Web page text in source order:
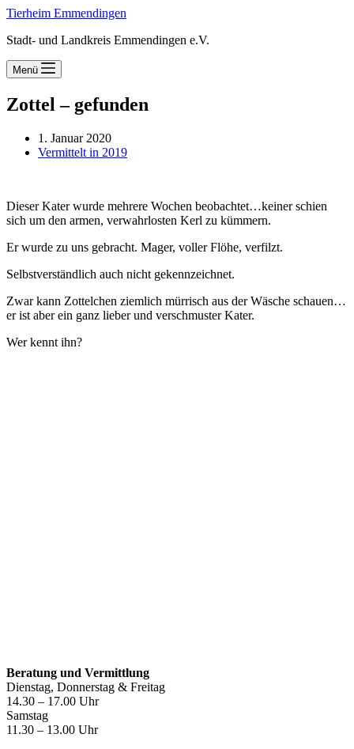
Tierheim Emmendingen
Stadt- und Landkreis Emmendingen e.V.
Menü
Zottel – gefunden
1. Januar 2020
Vermittelt in 2019
Dieser Kater wurde mehrere Wochen beobachtet…keiner schien
sich um den armen, verwahrlosten Kerl zu kümmern.
Er wurde zu uns gebracht. Mager, voller Flöhe, verfilzt.
Selbstverständlich auch nicht gekennzeichnet.
Zwar kann Zottelchen ziemlich mürrisch aus der Wäsche schauen…
er ist aber ein ganz lieber und verschmuster Kater.
Wer kennt ihn?
Beratung und Vermittlung
Dienstag, Donnerstag & Freitag
14.30 – 17.00 Uhr
Samstag
11.30 – 13.00 Uhr